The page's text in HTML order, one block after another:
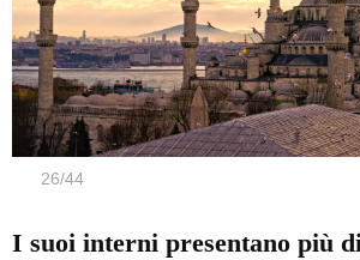
26/44
I suoi interni presentano più